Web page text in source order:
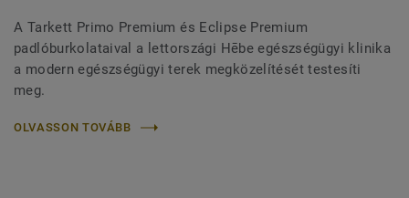
A Tarkett Primo Premium és Eclipse Premium
padlóburkolataival a lettországi Hēbe egészségügyi klinika
a modern egészségügyi terek megközelítését testesíti
meg.
OLVASSON TOVÁBB